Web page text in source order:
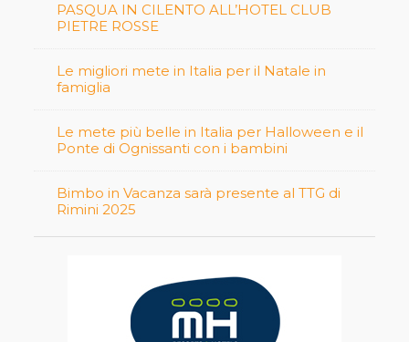
PASQUA IN CILENTO ALL’HOTEL CLUB
PIETRE ROSSE
Le migliori mete in Italia per il Natale in
famiglia
Le mete più belle in Italia per Halloween e il
Ponte di Ognissanti con i bambini
Bimbo in Vacanza sarà presente al TTG di
Rimini 2025